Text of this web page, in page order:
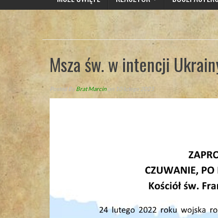
Msza św. w intencji
Posted ByBrat Marcin on 10 lutego 2023